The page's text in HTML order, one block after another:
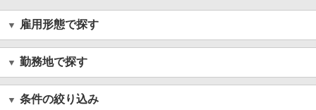
雇用形態で探す
勤務地で探す
条件の絞り込み